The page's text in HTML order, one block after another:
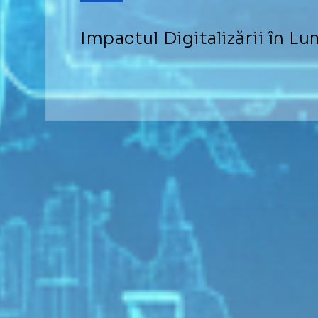
Impactul Digitalizării în